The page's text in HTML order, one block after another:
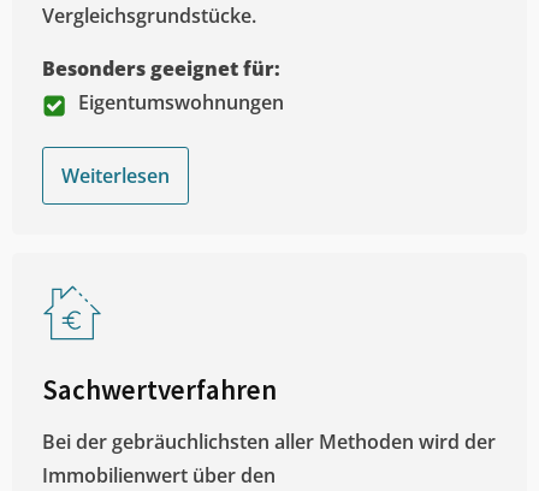
Vergleichsgrundstücke.
Besonders geeignet für:
Eigentumswohnungen
Weiterlesen
Sachwertverfahren
Bei der gebräuchlichsten aller Methoden wird der
Immobilienwert über den